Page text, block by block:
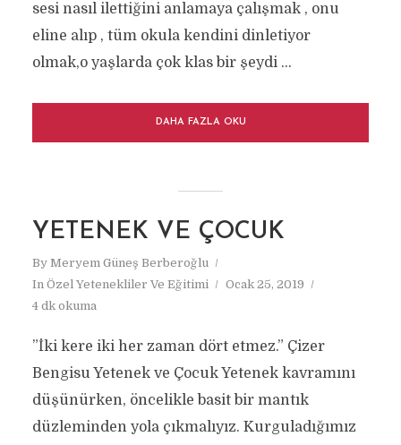
sesi nasıl ilettiğini anlamaya çalışmak , onu
eline alıp , tüm okula kendini dinletiyor
olmak,o yaşlarda çok klas bir şeydi ...
DAHA FAZLA OKU
YETENEK VE ÇOCUK
By Meryem Güneş Berberoğlu
In Özel Yetenekliler Ve Eğitimi
Ocak 25, 2019
4 dk okuma
”İki kere iki her zaman dört etmez.” Çizer
Bengisu Yetenek ve Çocuk Yetenek kavramını
düşünürken, öncelikle basit bir mantık
düzleminden yola çıkmalıyız. Kurguladığımız